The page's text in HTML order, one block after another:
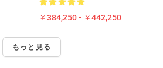
￥384,250 - ￥442,250
もっと見る